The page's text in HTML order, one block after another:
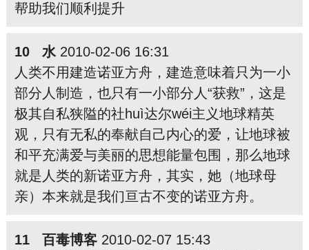
帮助我们顺利提升
10 水2010-02-06 16:31
人类不用建造诺亚方舟，建造意味着只为一小
部分人制造，也只有一小部分人“获救”，这是
极其自私狭隘的社huì达尔wéi主义地球精英
观，只有无私的奉献自己内心的爱，让地球被
和平充满爱与美丽的思想能量包围，那么地球
就是人类的新诺亚方舟，其实，她（地球母
亲）本来就是我们亘古不变的诺亚方舟。
11 百毒博客2010-02-07 15:43